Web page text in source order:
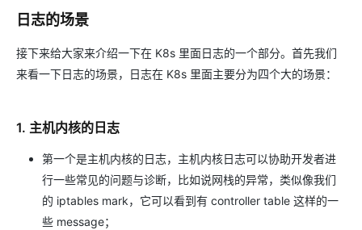
日志的场景
接下来给大家来介绍一下在 K8s 里面日志的一个部分。首先我们
来看一下日志的场景，日志在 K8s 里面主要分为四个大的场景：
1. 主机内核的日志
第一个是主机内核的日志，主机内核日志可以协助开发者进
行一些常见的问题与诊断，比如说网栈的异常，类似像我们
的 iptables mark，它可以看到有 controller table 这样的一
些 message；